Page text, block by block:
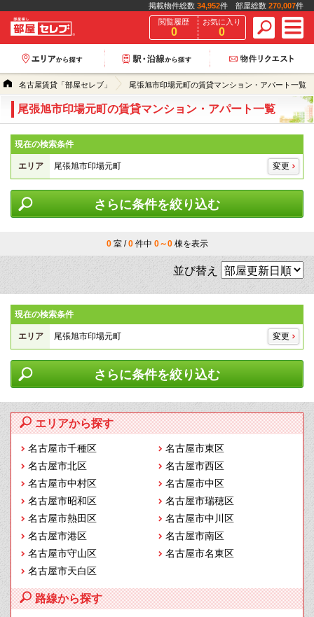
掲載物件総数 34,952件 部屋総数 270,007件
閲覧履歴
0
お気に入り
0
名古屋賃貸「部屋セレブ」 尾張旭市印場元町の賃貸マンション・アパート一覧
尾張旭市印場元町の賃貸マンション・アパート一覧
現在の検索条件
エリア 尾張旭市印場元町 変更
さらに条件を絞り込む
0室 /0件中 0～0棟を表示
並び替え
現在の検索条件
エリア 尾張旭市印場元町 変更
さらに条件を絞り込む
エリアから探す
名古屋市千種区
名古屋市東区
名古屋市北区
名古屋市西区
名古屋市中村区
名古屋市中区
名古屋市昭和区
名古屋市瑞穂区
名古屋市熱田区
名古屋市中川区
名古屋市港区
名古屋市南区
名古屋市守山区
名古屋市名東区
名古屋市天白区
路線から探す